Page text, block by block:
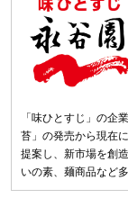
「味ひとすじ」の企
苔」の発売から現在
提案し、新市場を創
いの素、麺商品など